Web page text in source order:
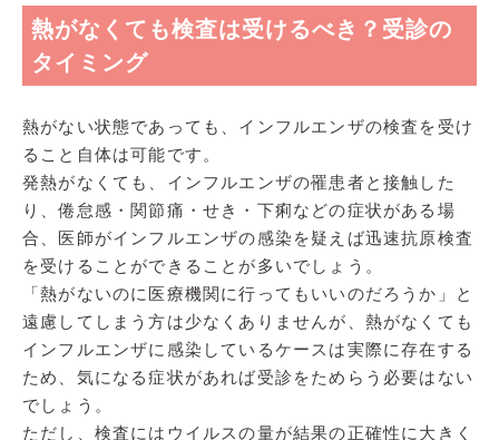
熱がなくても検査は受けるべき？受診の
タイミング
熱がない状態であっても、インフルエンザの検査を受け
ること自体は可能です。
発熱がなくても、インフルエンザの罹患者と接触した
り、倦怠感・関節痛・せき・下痢などの症状がある場
合、医師がインフルエンザの感染を疑えば迅速抗原検査
を受けることができることが多いでしょう。
「熱がないのに医療機関に行ってもいいのだろうか」と
遠慮してしまう方は少なくありませんが、熱がなくても
インフルエンザに感染しているケースは実際に存在する
ため、気になる症状があれば受診をためらう必要はない
でしょう。
ただし、検査にはウイルスの量が結果の正確性に大きく